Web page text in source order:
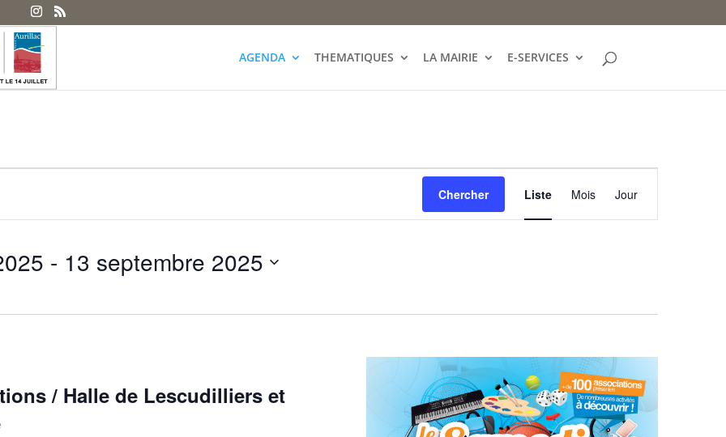
AGENDA THEMATIQUES LA MAIRIE E-SERVICES
Chercher
Navigation
de
vues
Liste Mois Jour
- 13 septembre 2025
/ Halle de Lescudilliers et